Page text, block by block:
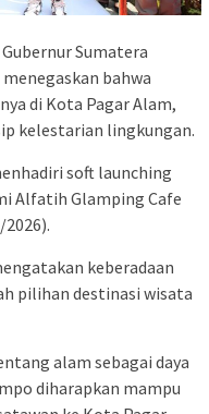
Sumatera
bahwa
di Kota Pagar Alam,
kelestarian lingkungan.
soft launching
Alfatih Glamping Cafe
keberadaan
pilihan destinasi wisata
alam sebagai daya
diharapkan mampu